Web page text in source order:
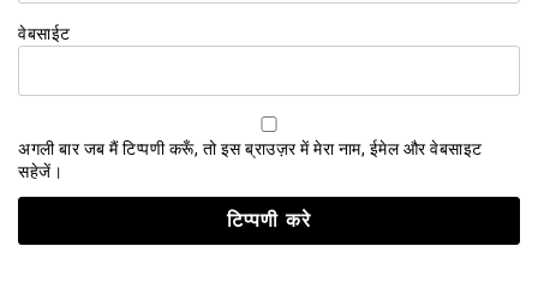
वेबसाईट
अगली बार जब मैं टिप्पणी करूँ, तो इस ब्राउज़र में मेरा नाम, ईमेल और वेबसाइट
सहेजें।